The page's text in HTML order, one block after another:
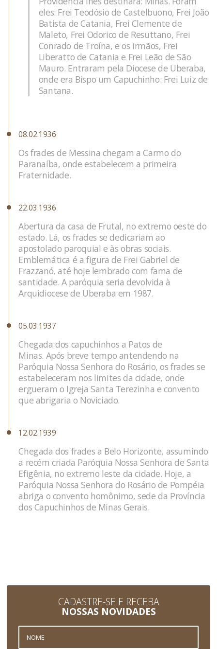
eles: Frei Teodósio de Castelbuono, Frei João
Batista de Catania, Frei Clemente de
Maleto, Frei Odorico de Resuttano, Frei
Conrado de Troína, e os irmãos, Frei
Liberatto de Catania e Frei Leão de São
Mauro. Entraram pela Diocese de Uberaba,
onde era Bispo um Capuchinho: Frei Luiz de
Santana.
08.02.1936
Os frades de Messina chegam a Carmo do
Paranaíba, onde estabelecem a primeira
Fraternidade.
22.03.1936
Abertura da casa de Frutal, no extremo oeste do
estado. Lá, os frades se dedicariam ao
apostolado paroquial e às obras sociais.
Emblemática é a figura de Frei Gabriel de
Frazzanó, até hoje lembrado com fama de
santidade. A paróquia seria devolvida à
Arquidiocese de Uberaba em 1987.
05.03.1937
Chegada dos capuchinhos a Patos de
Minas. Após breve tempo antendendo na
Paróquia Nossa Senhora do Rosário, os frades se
estabeleceram nos limites da cidade, onde
ergueram o Igreja Santa Terezinha e convento
que abrigaria o Noviciado.
12.02.1939
Chegada dos frades a Belo Horizonte, assumindo
a recém criada Paróquia Nossa Senhora de Santa
Efigênia, no extremo leste da cidade. Hoje, a
Paróquia Nossa Senhora do Rosário de Pompéia
abriga o convento homônimo, sede da Província
dos Capuchinhos de Minas Gerais.
CADASTRE-SE E RECEBA
NOSSAS NOVIDADES